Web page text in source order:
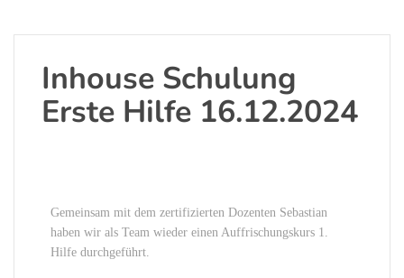
Inhouse Schulung
Erste Hilfe 16.12.2024
Gemeinsam mit dem zertifizierten Dozenten Sebastian
haben wir als Team wieder einen Auffrischungskurs 1.
Hilfe durchgeführt.